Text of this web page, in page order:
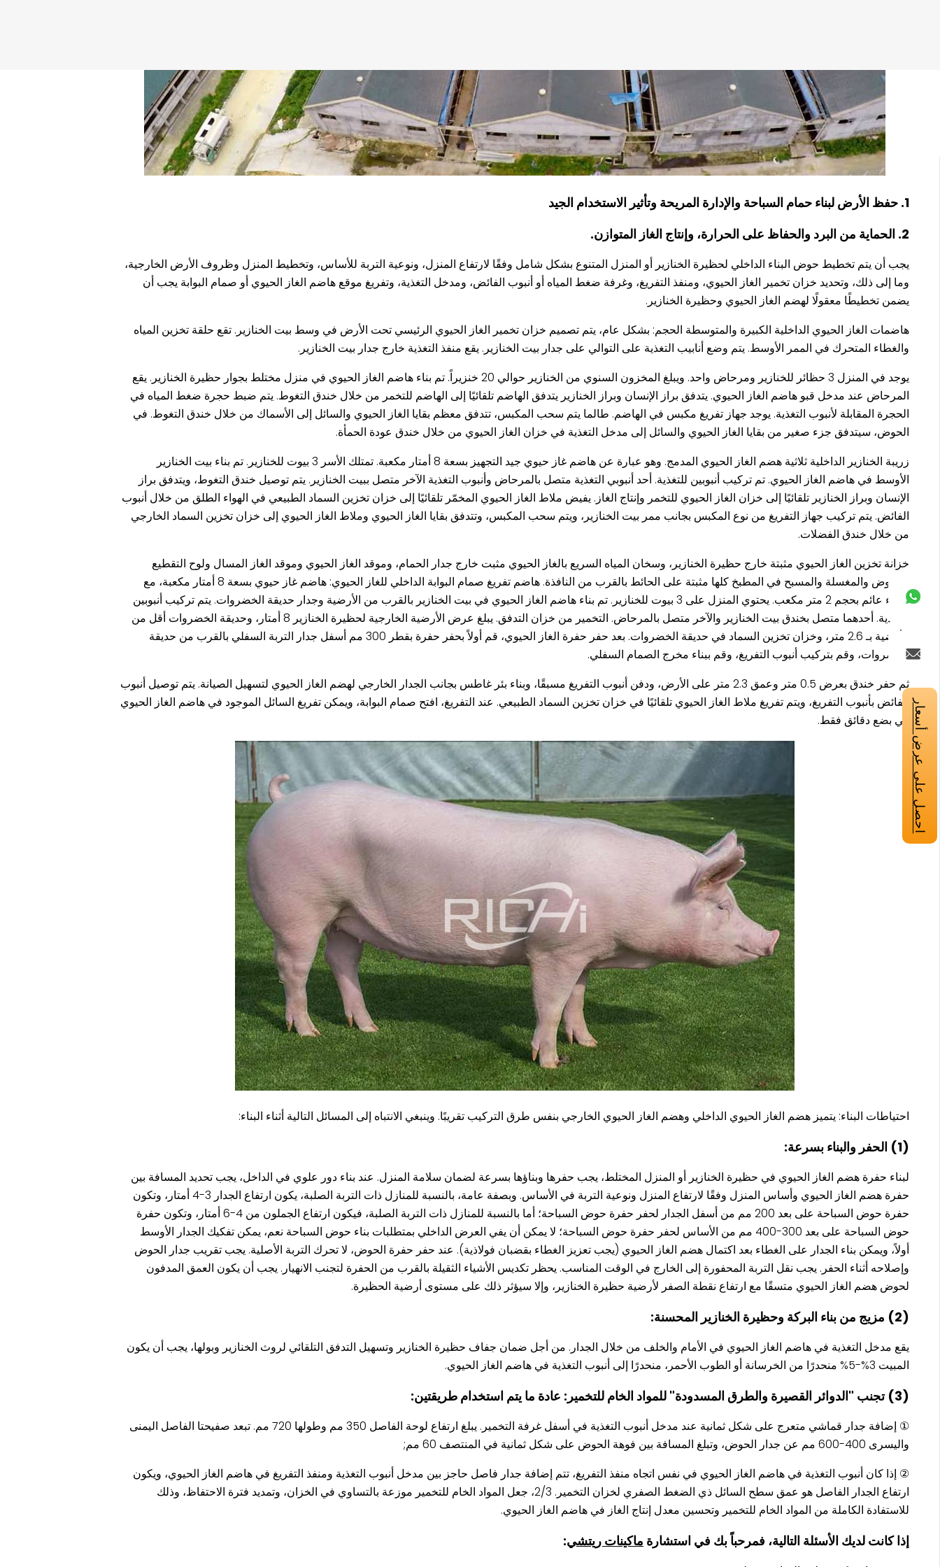
1. حفظ الأرض لبناء حمام السباحة والإدارة المريحة وتأثير الاستخدام الجيد
2. الحماية من البرد والحفاظ على الحرارة، وإنتاج الغاز المتوازن.
يجب أن يتم تخطيط حوض البناء الداخلي لحظيرة الخنازير أو المنزل المتنوع بشكل شامل وفقًا لارتفاع المنزل، ونوعية التربة للأساس، وتخطيط المنزل وظروف الأرض الخارجية،
وما إلى ذلك، وتحديد خزان تخمير الغاز الحيوي، ومنفذ التفريغ، وغرفة ضغط المياه أو أنبوب الفائض، ومدخل التغذية، وتفريغ موقع هاضم الغاز الحيوي أو صمام البوابة يجب أن
يضمن تخطيطًا معقولًا لهضم الغاز الحيوي وحظيرة الخنازير.
هاضمات الغاز الحيوي الداخلية الكبيرة والمتوسطة الحجم: بشكل عام، يتم تصميم خزان تخمير الغاز الحيوي الرئيسي تحت الأرض في وسط بيت الخنازير. تقع حلقة تخزين المياه
والغطاء المتحرك في الممر الأوسط. يتم وضع أنابيب التغذية على التوالي على جدار بيت الخنازير. يقع منفذ التغذية خارج جدار بيت الخنازير.
يوجد في المنزل 3 حظائر للخنازير ومرحاض واحد. ويبلغ المخزون السنوي من الخنازير حوالي 20 خنزيراً. تم بناء هاضم الغاز الحيوي في منزل مختلط بجوار حظيرة الخنازير. يقع
المرحاض عند مدخل قبو هاضم الغاز الحيوي. يتدفق براز الإنسان وبراز الخنازير يتدفق الهاضم تلقائيًا إلى الهاضم للتخمر من خلال خندق التغوط. يتم ضبط حجرة ضغط المياه في
الحجرة المقابلة لأنبوب التغذية. يوجد جهاز تفريغ مكبس في الهاضم. طالما يتم سحب المكبس، تتدفق معظم بقايا الغاز الحيوي والسائل إلى الأسماك من خلال خندق التغوط. في
الحوض، سيتدفق جزء صغير من بقايا الغاز الحيوي والسائل إلى مدخل التغذية في خزان الغاز الحيوي من خلال خندق عودة الحمأة.
زريبة الخنازير الداخلية ثلاثية هضم الغاز الحيوي المدمج. وهو عبارة عن هاضم غاز حيوي جيد التجهيز بسعة 8 أمتار مكعبة. تمتلك الأسر 3 بيوت للخنازير. تم بناء بيت الخنازير
الأوسط في هاضم الغاز الحيوي. تم تركيب أنبوبين للتغذية. أحد أنبوبي التغذية متصل بالمرحاض وأنبوب التغذية الآخر متصل ببيت الخنازير. يتم توصيل خندق التغوط، ويتدفق براز
الإنسان وبراز الخنازير تلقائيًا إلى خزان الغاز الحيوي للتخمر وإنتاج الغاز. يفيض ملاط الغاز الحيوي المخمّر تلقائيًا إلى خزان تخزين السماد الطبيعي في الهواء الطلق من خلال أنبوب
الفائض. يتم تركيب جهاز التفريغ من نوع المكبس بجانب ممر بيت الخنازير، ويتم سحب المكبس، وتتدفق بقايا الغاز الحيوي وملاط الغاز الحيوي إلى خزان تخزين السماد الخارجي
من خلال خندق الفضلات.
خزانة تخزين الغاز الحيوي مثبتة خارج حظيرة الخنازير، وسخان المياه السريع بالغاز الحيوي مثبت خارج جدار الحمام، وموقد الغاز الحيوي وموقد الغاز المسال ولوح التقطيع
والحوض والمغسلة والمسبح في المطبخ كلها مثبتة على الحائط بالقرب من النافذة. هاضم تفريغ صمام البوابة الداخلي للغاز الحيوي: هاضم غاز حيوي بسعة 8 أمتار مكعبة، مع
غطاء عائم بحجم 2 متر مكعب. يحتوي المنزل على 3 بيوت للخنازير. تم بناء هاضم الغاز الحيوي في بيت الخنازير بالقرب من الأرضية وجدار حديقة الخضروات. يتم تركيب أنبوبين
للتغذية. أحدهما متصل بخندق بيت الخنازير والآخر متصل بالمرحاض. التخمير من خزان التدفق. يبلغ عرض الأرضية الخارجية لحظيرة الخنازير 8 أمتار، وحديقة الخضروات أقل من
الأرضية بـ 2.6 متر، وخزان تخزين السماد في حديقة الخضروات. بعد حفر حفرة الغاز الحيوي، قم أولاً بحفر حفرة بقطر 300 مم أسفل جدار التربة السفلي بالقرب من حديقة
الخضروات، وقم بتركيب أنبوب التفريغ، وقم ببناء مخرج الصمام السفلي.
ثم حفر خندق بعرض 0.5 متر وعمق 2.3 متر على الأرض، ودفن أنبوب التفريغ مسبقًا، وبناء بئر غاطس بجانب الجدار الخارجي لهضم الغاز الحيوي لتسهيل الصيانة. يتم توصيل أنبوب
الفائض بأنبوب التفريغ، ويتم تفريغ ملاط الغاز الحيوي تلقائيًا في خزان تخزين السماد الطبيعي. عند التفريغ، افتح صمام البوابة، ويمكن تفريغ السائل الموجود في هاضم الغاز الحيوي
في بضع دقائق فقط.
احتياطات البناء: يتميز هضم الغاز الحيوي الداخلي وهضم الغاز الحيوي الخارجي بنفس طرق التركيب تقريبًا. وينبغي الانتباه إلى المسائل التالية أثناء البناء:
(1) الحفر والبناء بسرعة:
لبناء حفرة هضم الغاز الحيوي في حظيرة الخنازير أو المنزل المختلط، يجب حفرها وبناؤها بسرعة لضمان سلامة المنزل. عند بناء دور علوي في الداخل، يجب تحديد المسافة بين
حفرة هضم الغاز الحيوي وأساس المنزل وفقًا لارتفاع المنزل ونوعية التربة في الأساس. وبصفة عامة، بالنسبة للمنازل ذات التربة الصلبة، يكون ارتفاع الجدار 3-4 أمتار، وتكون
حفرة حوض السباحة على بعد 200 مم من أسفل الجدار لحفر حفرة حوض السباحة؛ أما بالنسبة للمنازل ذات التربة الصلبة، فيكون ارتفاع الجملون من 4-6 أمتار، وتكون حفرة
حوض السباحة على بعد 300-400 مم من الأساس لحفر حفرة حوض السباحة؛ لا يمكن أن يفي العرض الداخلي بمتطلبات بناء حوض السباحة نعم، يمكن تفكيك الجدار الأوسط
أولاً، ويمكن بناء الجدار على الغطاء بعد اكتمال هضم الغاز الحيوي (يجب تعزيز الغطاء بقضبان فولاذية). عند حفر حفرة الحوض، لا تحرك التربة الأصلية. يجب تقريب جدار الحوض
وإصلاحه أثناء الحفر. يجب نقل التربة المحفورة إلى الخارج في الوقت المناسب. يحظر تكديس الأشياء الثقيلة بالقرب من الحفرة لتجنب الانهيار. يجب أن يكون العمق المدفون
لحوض هضم الغاز الحيوي متسقًا مع ارتفاع نقطة الصفر لأرضية حظيرة الخنازير، وإلا سيؤثر ذلك على مستوى أرضية الحظيرة.
(2) مزيج من بناء البركة وحظيرة الخنازير المحسنة:
يقع مدخل التغذية في هاضم الغاز الحيوي في الأمام والخلف من خلال الجدار. من أجل ضمان جفاف حظيرة الخنازير وتسهيل التدفق التلقائي لروث الخنازير وبولها، يجب أن يكون
المبيت 3%-5% منحدرًا من الخرسانة أو الطوب الأحمر، منحدرًا إلى أنبوب التغذية في هاضم الغاز الحيوي.
(3) تجنب "الدوائر القصيرة والطرق المسدودة" للمواد الخام للتخمير: عادة ما يتم استخدام طريقتين:
① إضافة جدار قماشي متعرج على شكل ثمانية عند مدخل أنبوب التغذية في أسفل غرفة التخمير. يبلغ ارتفاع لوحة الفاصل 350 مم وطولها 720 مم. تبعد صفيحتا الفاصل اليمنى
واليسرى 400-600 مم عن جدار الحوض، وتبلغ المسافة بين فوهة الحوض على شكل ثمانية في المنتصف 60 مم;
② إذا كان أنبوب التغذية في هاضم الغاز الحيوي في نفس اتجاه منفذ التفريغ، تتم إضافة جدار فاصل حاجز بين مدخل أنبوب التغذية ومنفذ التفريغ في هاضم الغاز الحيوي، ويكون
ارتفاع الجدار الفاصل هو عمق سطح السائل ذي الضغط الصفري لخزان التخمير. 2/3، جعل المواد الخام للتخمير موزعة بالتساوي في الخزان، وتمديد فترة الاحتفاظ، وذلك
للاستفادة الكاملة من المواد الخام للتخمير وتحسين معدل إنتاج الغاز في هاضم الغاز الحيوي.
إذا كانت لديك الأسئلة التالية، فمرحباً بك في استشارة ماكينات ريتشي:
احصل على عرض أسعار